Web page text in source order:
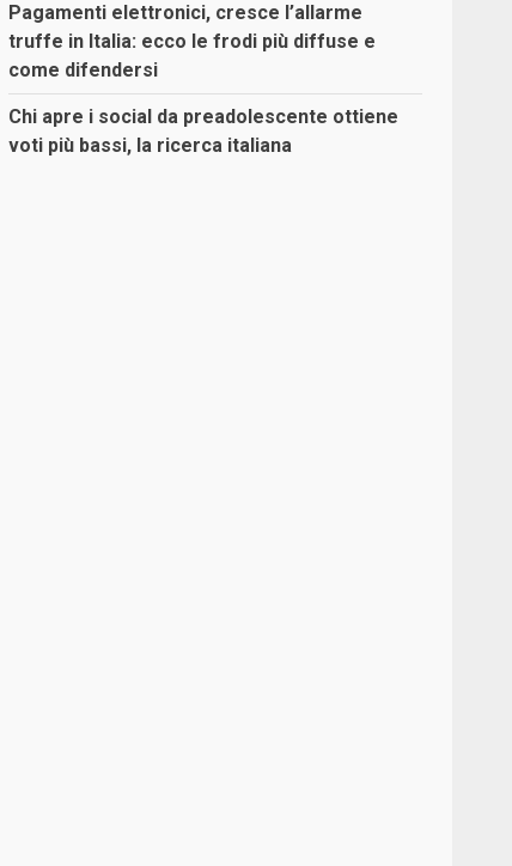
Pagamenti elettronici, cresce l’allarme
truffe in Italia: ecco le frodi più diffuse e
come difendersi
Chi apre i social da preadolescente ottiene
voti più bassi, la ricerca italiana